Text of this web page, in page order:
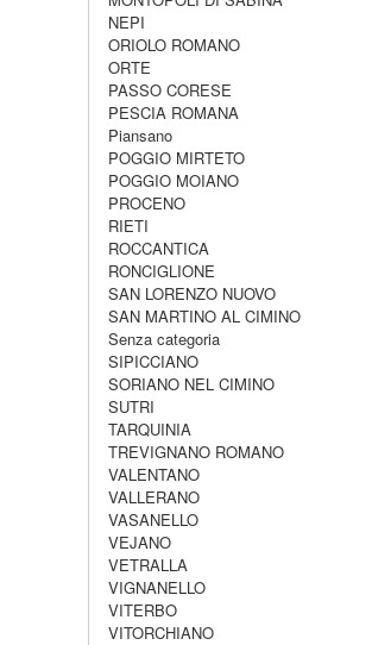
NEPI
ORIOLO ROMANO
ORTE
PASSO CORESE
PESCIA ROMANA
Piansano
POGGIO MIRTETO
POGGIO MOIANO
PROCENO
RIETI
ROCCANTICA
RONCIGLIONE
SAN LORENZO NUOVO
SAN MARTINO AL CIMINO
Senza categoria
SIPICCIANO
SORIANO NEL CIMINO
SUTRI
TARQUINIA
TREVIGNANO ROMANO
VALENTANO
VALLERANO
VASANELLO
VEJANO
VETRALLA
VIGNANELLO
VITERBO
VITORCHIANO